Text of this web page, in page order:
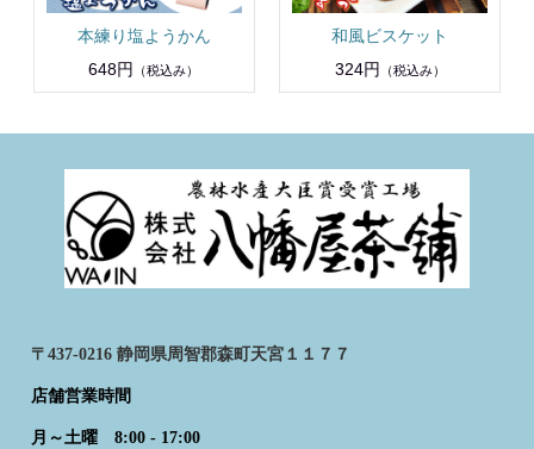
本練り塩ようかん
648円
（税込み）
和風ビスケット
324円
（税込み）
〒437-0216 静岡県周智郡森町天宮１１７７
店舗営業時間
月～土曜 8:00 - 17:00